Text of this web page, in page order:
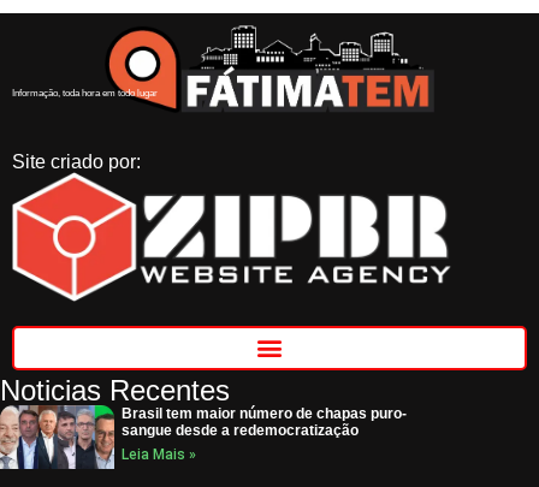
Informação, toda hora em todo lugar
Site criado por:
Noticias Recentes
Brasil tem maior número de chapas puro-
sangue desde a redemocratização
Leia Mais »